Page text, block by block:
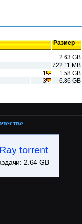
Размер
2.63 GB
722.11 MB
1 1.58 GB
3 6.86 GB
torrent
2.64 GB